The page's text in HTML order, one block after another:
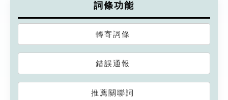
詞條功能
轉寄詞條
錯誤通報
推薦關聯詞